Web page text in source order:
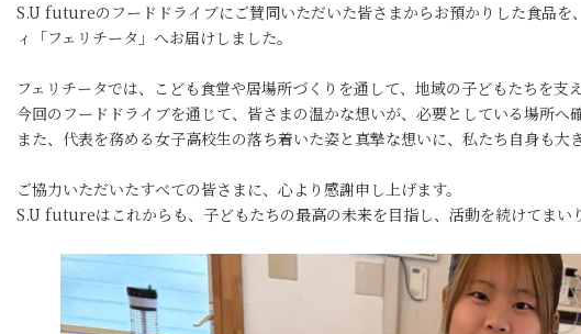
S.U futureのフードドライブにご賛同いただいた皆さまからお預かりした食品
ィ「フェリチータ」へお届けしました。
フェリチータでは、こども食堂や居場所づくりを通して、地域の子どもたちを支
今回のフードドライブを通じて、皆さまの温かな想いが、必要としている場所へ
また、代表を務める女子高校生の落ち着いた姿と真摯な想いに、私たち自身も大
ご協力いただいたすべての皆さまに、心より感謝申し上げます。
S.U futureはこれからも、子どもたちの最高の未来を目指し、活動を続けてまい